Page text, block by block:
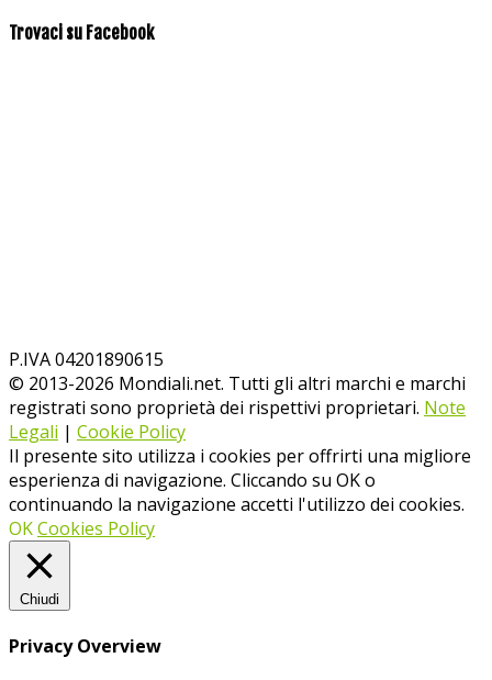
Trovaci su Facebook
P.IVA 04201890615
© 2013-2026 Mondiali.net. Tutti gli altri marchi e marchi
registrati sono proprietà dei rispettivi proprietari. Note
Legali | Cookie Policy
Il presente sito utilizza i cookies per offrirti una migliore
esperienza di navigazione. Cliccando su OK o
continuando la navigazione accetti l'utilizzo dei cookies.
OKCookies Policy
Chiudi
Privacy Overview